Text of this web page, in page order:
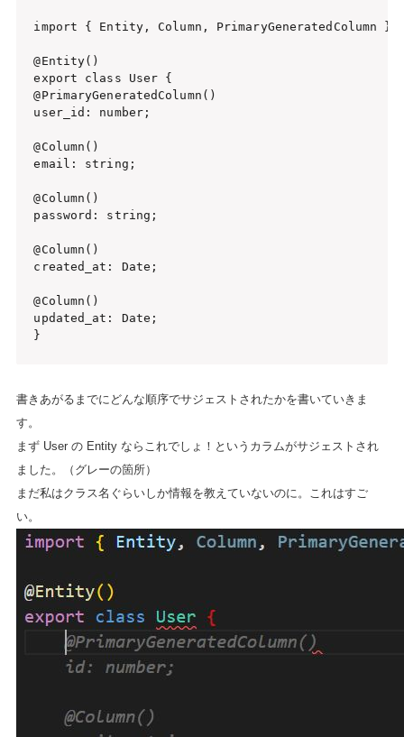
import { Entity, Column, PrimaryGeneratedColumn
@Entity()
export class User {
@PrimaryGeneratedColumn()
user_id: number;
@Column()
email: string;
@Column()
password: string;
@Column()
created_at: Date;
@Column()
updated_at: Date;
}
書きあがるまでにどんな順序でサジェストされたかを書いていきま
す。
まず User の Entity ならこれでしょ！というカラムがサジェストされ
ました。（グレーの箇所）
まだ私はクラス名ぐらいしか情報を教えていないのに。これはすご
い。